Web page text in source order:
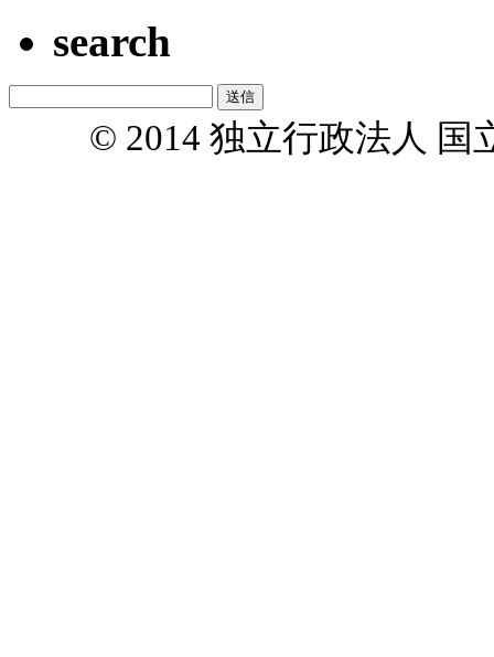
search
© 2014 独立行政法人 国